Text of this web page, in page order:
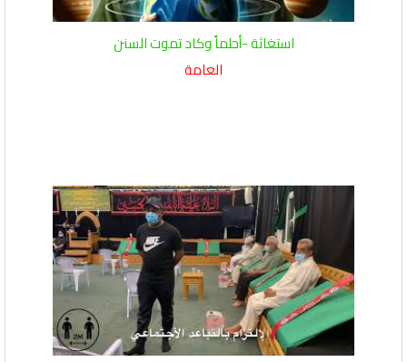
استغاثة -أحلماً وكاد تموت السنن
العامة